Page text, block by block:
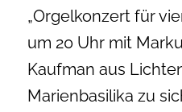
„Orgelkonzert für
um 20 Uhr mit
Kaufman aus
Marienbasilika zu